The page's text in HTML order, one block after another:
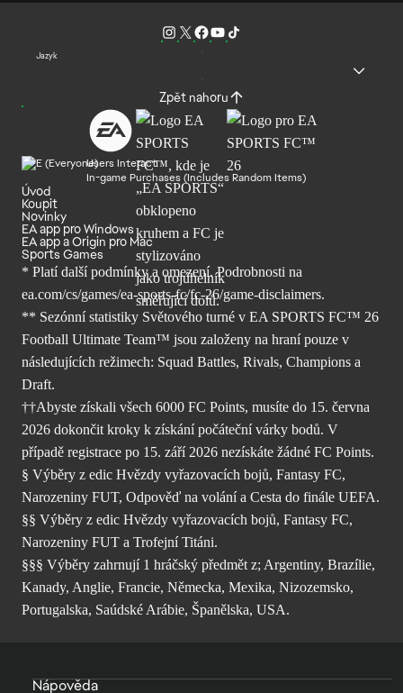
Jazyk
Zpět nahoru
Users Interact
In-game Purchases (Includes Random Items)
Úvod
Koupit
Novinky
EA app pro Windows
EA app a Origin pro Mac
Sports Games
* Platí další podmínky a omezení. Podrobnosti na
ea.com/cs/games/ea-sports-fc/fc-26/game-disclaimers.
** Sezónní statistiky Světového turné v EA SPORTS FC™ 26
Football Ultimate Team™ jsou založeny na hraní pouze v
následujících režimech: Squad Battles, Rivals, Champions a
Draft.
††Abyste získali všech 6000 FC Points, musíte do 15. června
2026 dokončit kroky k získání počáteční várky bodů. V
případě registrace po 15. září 2026 nezískáte žádné FC Points.
§ Výběry z edic Hvězdy vyřazovacích bojů, Fantasy FC,
Narozeniny FUT, Odpověď na volání a Cesta do finále UEFA.
§§ Výběry z edic Hvězdy vyřazovacích bojů, Fantasy FC,
Narozeniny FUT a Trofejní Titáni.
§§§ Výběry zahrnují 1 hráčský předmět z; Argentiny, Brazílie,
Kanady, Anglie, Francie, Německa, Mexika, Nizozemsko,
Portugalska, Saúdské Arábie, Španělska, USA.
Nápověda